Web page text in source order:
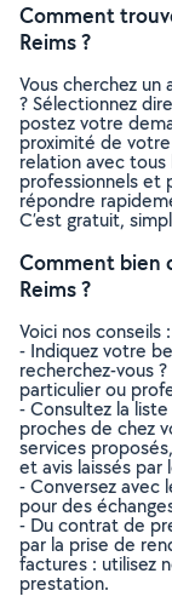
Comment
Reims ?
Vous cherchez
? Sélectionnez
postez votre
proximité de
relation avec
professionnels et
répondre
C’est gratuit,
Comment bien
Reims ?
Voici nos conseils :
- Indiquez votre
recherchez-vous
particulier ou
- Consultez la
proches de chez
services
et avis laissés par
- Conversez avec
pour des
- Du contrat de
par la prise de
factures : utilisez
prestation.